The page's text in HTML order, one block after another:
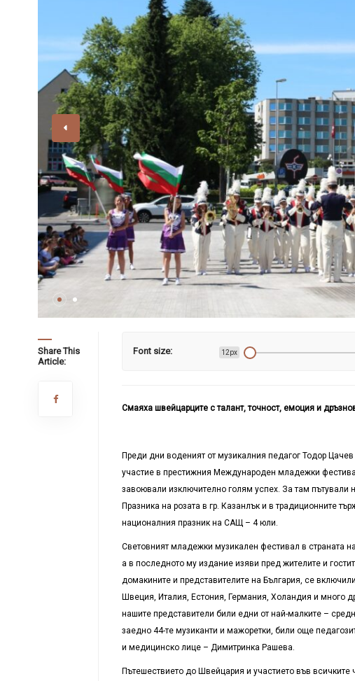
Share This
Article:
Font size: 12px
Смаяха швейцарците с талант, точност, емоция и
Преди дни воденият от музикалния педагог Тодор
участие в престижния Международен младежки
завоювали изключително голям успех. За там пътували
Празника на розата в гр. Казанлък и в традиционните
националния празник на САЩ – 4 юли.
Световният младежки музикален фестивал в страната
а в последното му издание изяви пред жителите и
домакините и представителите на България, се
Швеция, Италия, Естония, Германия, Холандия и много
нашите представители били едни от най-малките –
заедно 44-те музиканти и мажоретки, били още
и медицинско лице – Димитринка Рашева.
Пътешествието до Швейцария и участието във